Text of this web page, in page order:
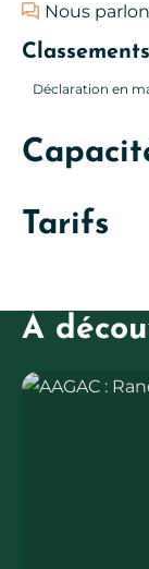
Nous
Déclaration en
Tarifs
À
AAGAC :